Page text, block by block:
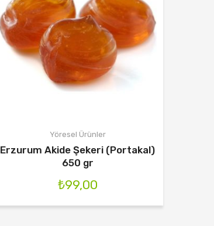
Yöresel Ürünler
Erzurum Akide Şekeri (Portakal)
650 gr
₺99,00